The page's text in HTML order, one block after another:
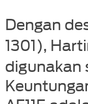
Dengan
1301),
digunakan